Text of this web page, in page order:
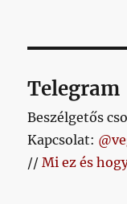
Telegram
Beszélgetős
Kapcsolat:
//Mi ez és